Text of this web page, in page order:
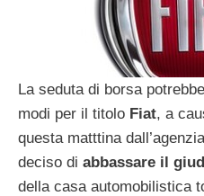
La seduta di borsa
modi per il titolo Fiat, a
questa matttina
deciso di abbassare il
della casa automobilistica